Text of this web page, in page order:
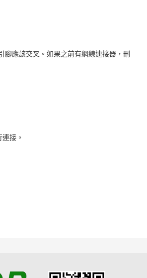
腳應該交叉。如果之前有網線連接器，刪
接。